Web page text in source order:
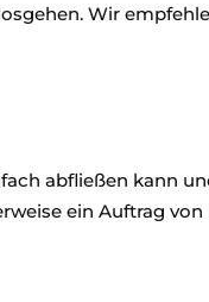
Wir
abfließen kann
ein Auftrag von